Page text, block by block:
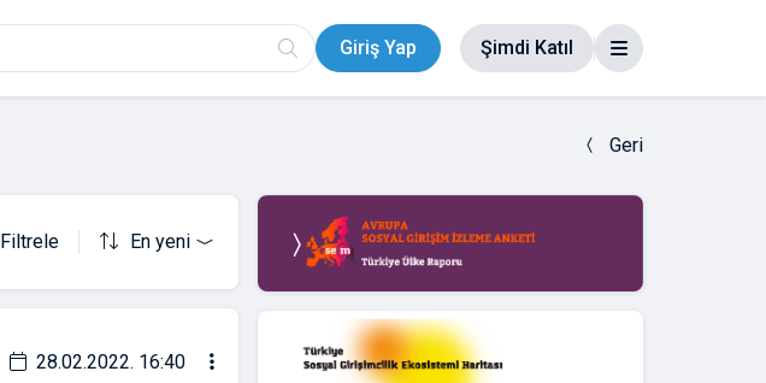
Giriş Yap Şimdi Katıl
Geri
Filtrele En yeni
28.02.2022. 16:40